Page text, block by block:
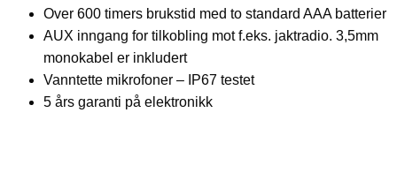
Over 600 timers brukstid med to standard AAA batterier
AUX inngang for tilkobling mot f.eks. jaktradio. 3,5mm
monokabel er inkludert
Vanntette mikrofoner – IP67 testet
5 års garanti på elektronikk